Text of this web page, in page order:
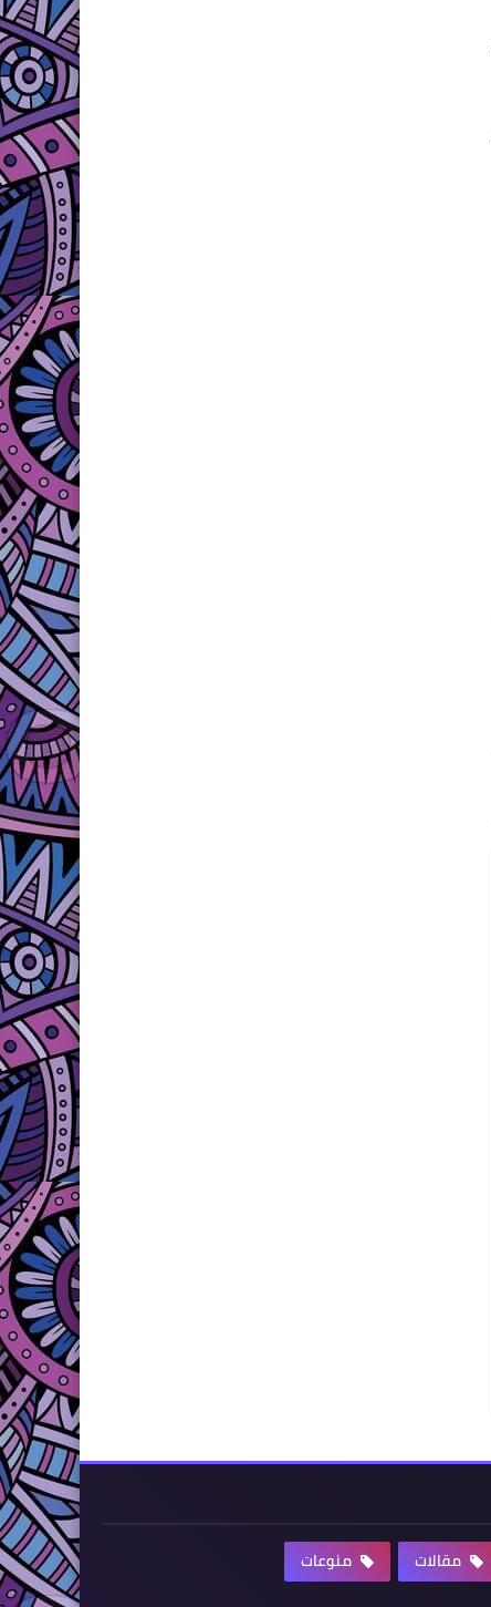
مقالات منوعات